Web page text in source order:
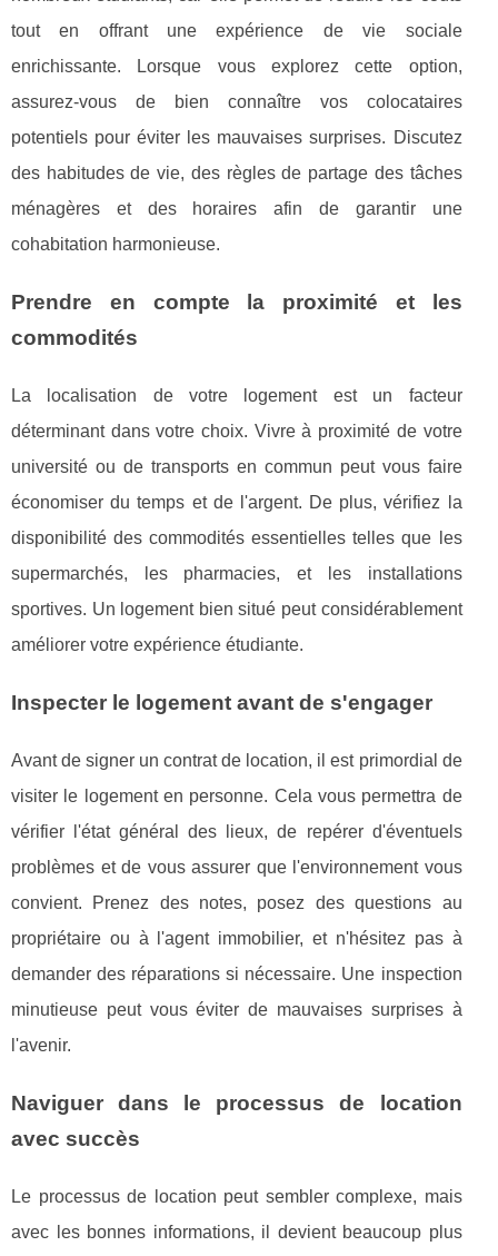
tout en offrant une expérience de vie sociale
enrichissante. Lorsque vous explorez cette option,
assurez-vous de bien connaître vos colocataires
potentiels pour éviter les mauvaises surprises. Discutez
des habitudes de vie, des règles de partage des tâches
ménagères et des horaires afin de garantir une
cohabitation harmonieuse.
Prendre en compte la proximité et les
commodités
La localisation de votre logement est un facteur
déterminant dans votre choix. Vivre à proximité de votre
université ou de transports en commun peut vous faire
économiser du temps et de l'argent. De plus, vérifiez la
disponibilité des commodités essentielles telles que les
supermarchés, les pharmacies, et les installations
sportives. Un logement bien situé peut considérablement
améliorer votre expérience étudiante.
Inspecter le logement avant de s'engager
Avant de signer un contrat de location, il est primordial de
visiter le logement en personne. Cela vous permettra de
vérifier l'état général des lieux, de repérer d'éventuels
problèmes et de vous assurer que l'environnement vous
convient. Prenez des notes, posez des questions au
propriétaire ou à l'agent immobilier, et n'hésitez pas à
demander des réparations si nécessaire. Une inspection
minutieuse peut vous éviter de mauvaises surprises à
l'avenir.
Naviguer dans le processus de location
avec succès
Le processus de location peut sembler complexe, mais
avec les bonnes informations, il devient beaucoup plus